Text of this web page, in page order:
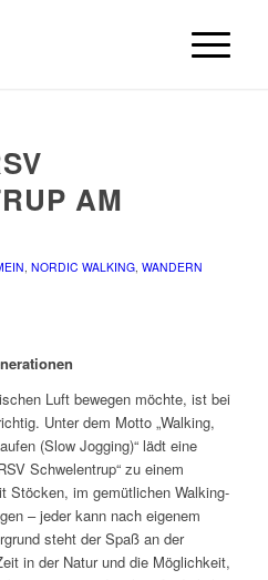
AM
, NORDIC WALKING, WANDERN
Luft bewegen möchte, ist bei
Unter dem Motto „Walking,
(Slow Jogging)“ lädt eine
Schwelentrup“ zu einem
Stöcken, im gemütlichen Walking-
– jeder kann nach eigenem
steht der Spaß an der
in der Natur und die Möglichkeit,